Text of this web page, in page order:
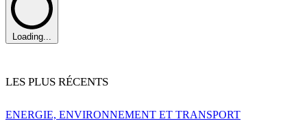
Loading...
LES PLUS RÉCENTS
ENERGIE, ENVIRONNEMENT ET TRANSPORT